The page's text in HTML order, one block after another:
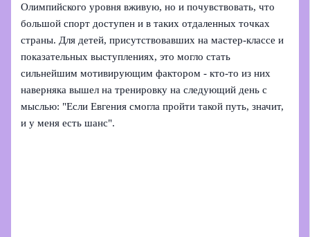
Олимпийского уровня вживую, но и почувствовать, что
большой спорт доступен и в таких отдаленных точках
страны. Для детей, присутствовавших на мастер-классе и
показательных выступлениях, это могло стать
сильнейшим мотивирующим фактором - кто-то из них
наверняка вышел на тренировку на следующий день с
мыслью: "Если Евгения смогла пройти такой путь, значит,
и у меня есть шанс".